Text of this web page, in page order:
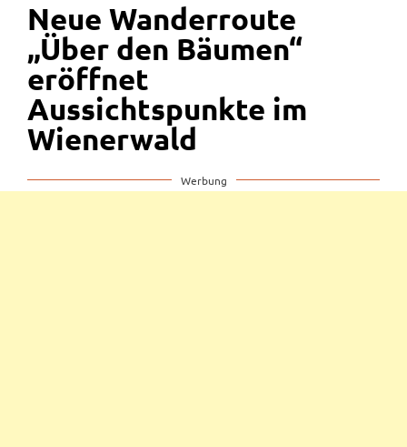
Neue Wanderroute
„Über den Bäumen“
eröffnet
Aussichtspunkte im
Wienerwald
Werbung